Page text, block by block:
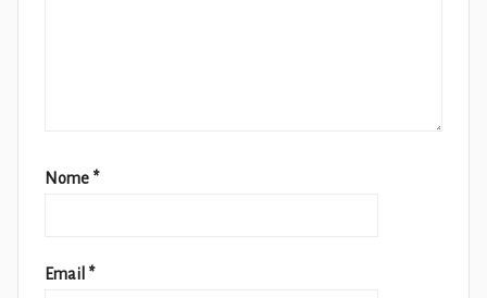
Nome *
Email *